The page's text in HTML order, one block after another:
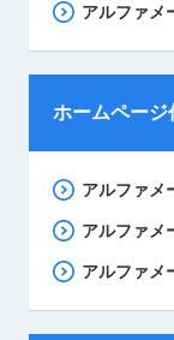
アルファメ
ホームページ
アルファメ
アルファメ
アルファメ